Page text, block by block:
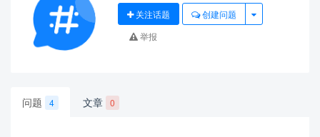
关注话题
创建问题
举报
问题 4 文章 0